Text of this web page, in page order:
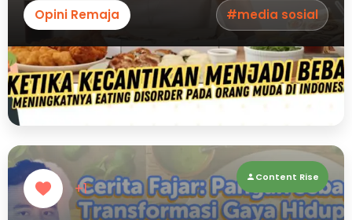
Opini Remaja #media sosial
+1
Content Rise